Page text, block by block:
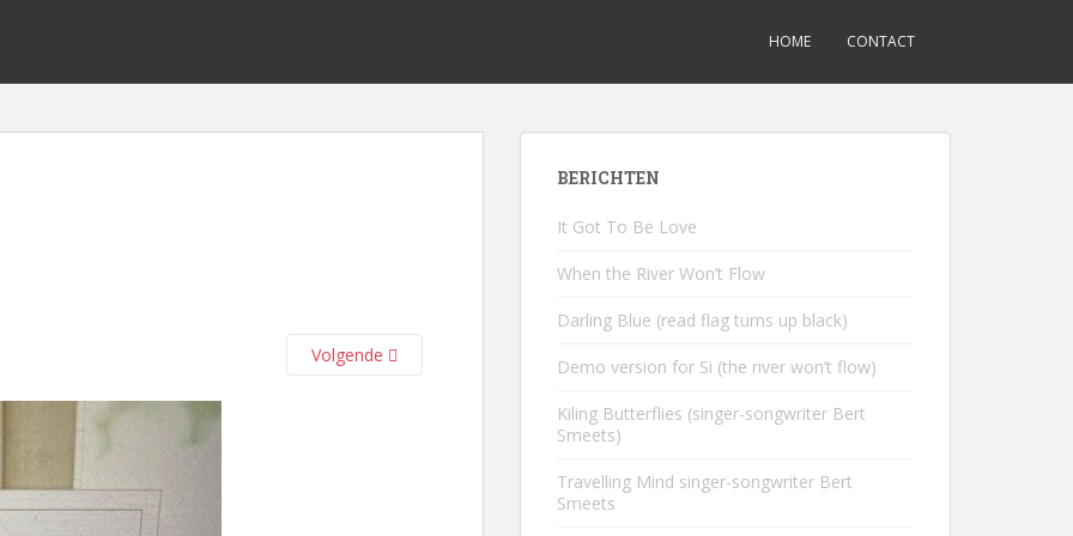
HOME CONTACT
Volgende
BERICHTEN
It Got To Be Love
When the River Won’t Flow
Darling Blue (read flag turns up black)
Demo version for Si (the river won’t flow)
Kiling Butterflies (singer-songwriter Bert
Smeets)
Travelling Mind singer-songwriter Bert
Smeets